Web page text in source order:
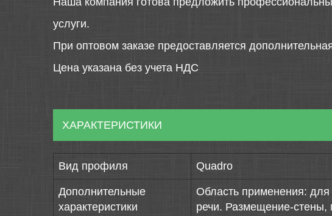
услуги.
При оптовом заказе предоставляется
Цена указана без учета НДС
ХАРАКТЕРИСТИКИ
Вид профиля Quadro
Дополнительные
характеристики
Область применения:
речи. Размещение-стены,